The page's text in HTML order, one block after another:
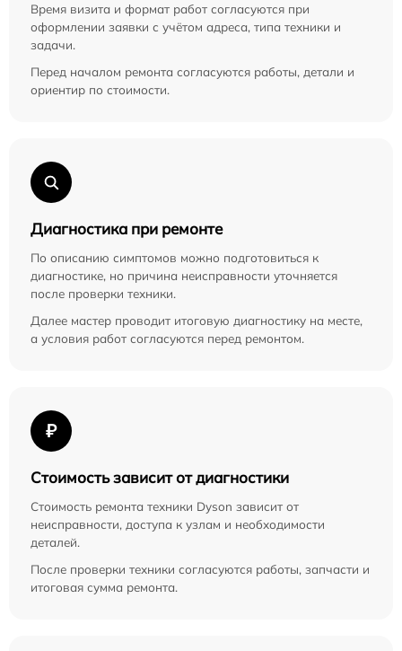
Время визита и формат работ согласуются при
оформлении заявки с учётом адреса, типа техники и
задачи.
Перед началом ремонта согласуются работы, детали и
ориентир по стоимости.
Диагностика при ремонте
По описанию симптомов можно подготовиться к
диагностике, но причина неисправности уточняется
после проверки техники.
Далее мастер проводит итоговую диагностику на месте,
а условия работ согласуются перед ремонтом.
₽
Стоимость зависит от диагностики
Стоимость ремонта техники Dyson зависит от
неисправности, доступа к узлам и необходимости
деталей.
После проверки техники согласуются работы, запчасти и
итоговая сумма ремонта.